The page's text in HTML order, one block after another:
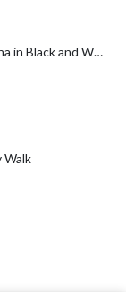
Peinture par numéros - Buddha in Black and White
Walk